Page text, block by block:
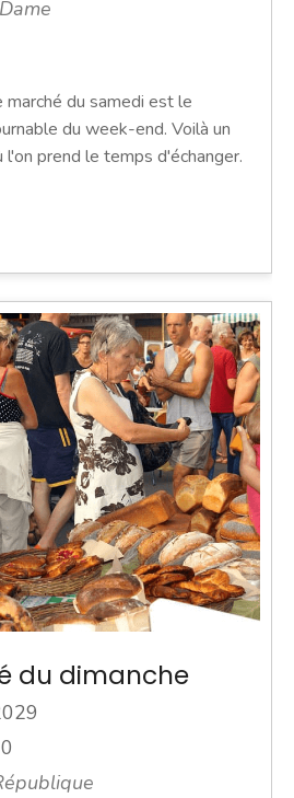
du samedi est le
du week-end. Voilà un
prend le temps d'échanger.
du dimanche